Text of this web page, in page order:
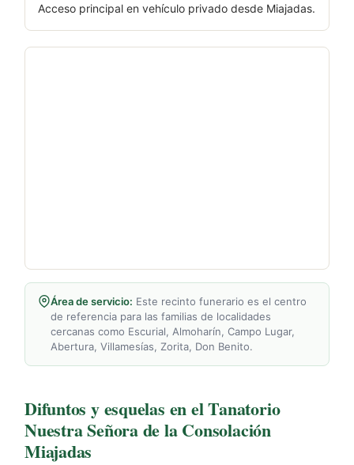
Acceso principal en vehículo privado desde Miajadas.
Área de servicio: Este recinto funerario es el centro
de referencia para las familias de localidades
cercanas como Escurial, Almoharín, Campo Lugar,
Abertura, Villamesías, Zorita, Don Benito.
Difuntos y esquelas en el Tanatorio
Nuestra Señora de la Consolación
Miajadas